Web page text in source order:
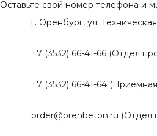
Оставьте свой номер телефона и
г. Оренбург, ул.
+7 (3532) 66-41-66 (Отдел
+7 (3532) 66-41-64
order@orenbeton.ru (Отдел